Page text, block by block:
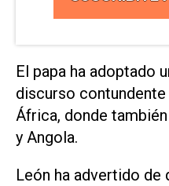
El papa ha adoptado
discurso
África, donde
y Angola.
León ha ​advertido